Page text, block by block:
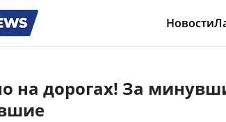
Новости
на дорогах! За